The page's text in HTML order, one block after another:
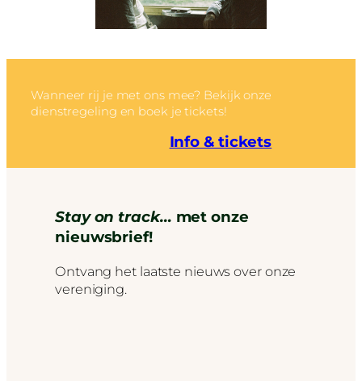
Wanneer rij je met ons mee? Bekijk onze
dienstregeling en boek je tickets!
Info & tickets
Stay on track… met onze
nieuwsbrief!
Ontvang het laatste nieuws over onze
vereniging.